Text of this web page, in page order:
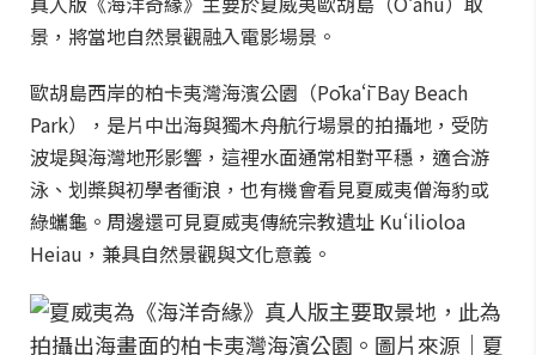
景，將當地自然景觀融入電影場景。
歐胡島西岸的柏卡夷灣海濱公園（Pōkaʻī Bay Beach
Park），是片中出海與獨木舟航行場景的拍攝地，受防
波堤與海灣地形影響，這裡水面通常相對平穩，適合游
泳、划槳與初學者衝浪，也有機會看見夏威夷僧海豹或
綠蠵龜。周邊還可見夏威夷傳統宗教遺址 Kuʻilioloa
Heiau，兼具自然景觀與文化意義。